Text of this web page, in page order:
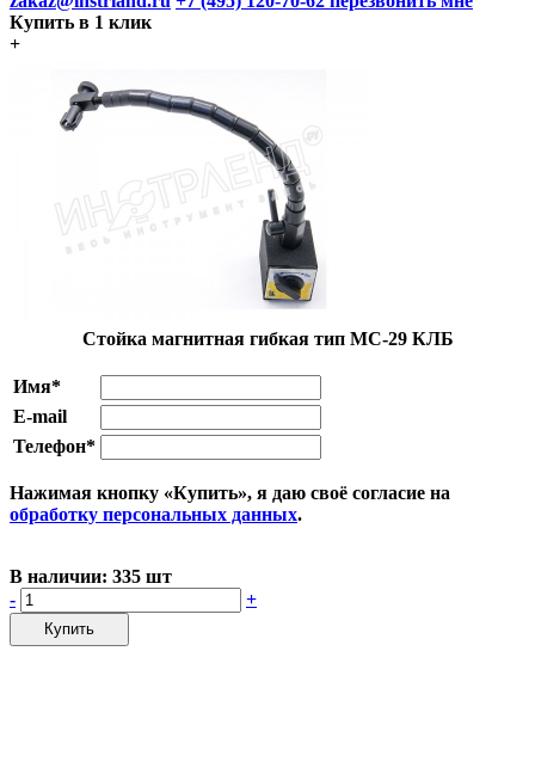
Купить в 1 клик
+
Стойка магнитная гибкая тип МС-29 КЛБ
Имя*
E-mail
Телефон*
Нажимая кнопку «Купить», я даю своё согласие на
обработку персональных данных.
В наличии: 335 шт
-
+
Купить